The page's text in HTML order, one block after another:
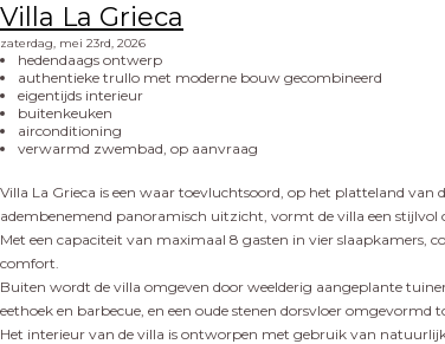
Villa La Grieca
zaterdag, mei 23rd, 2026
hedendaags ontwerp
authentieke trullo met moderne bouw gecombineerd
eigentijds interieur
buitenkeuken
airconditioning
verwarmd zwembad, op aanvraag
Villa La Grieca is een waar toevluchtsoord, op het platteland
adembenemend panoramisch uitzicht, vormt de villa een stijlvol
Met een capaciteit van maximaal 8 gasten in vier slaapkamers,
comfort.
Buiten wordt de villa omgeven door weelderig aangeplante
eethoek en barbecue, en een oude stenen dorsvloer
Het interieur van de villa is ontworpen met gebruik van